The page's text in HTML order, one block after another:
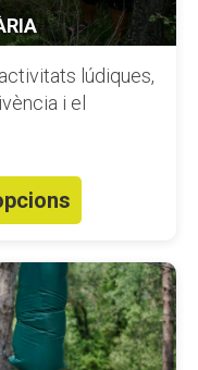
lúdiques,
i el